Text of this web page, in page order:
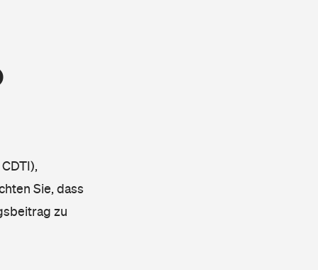
Sie, dass
zu